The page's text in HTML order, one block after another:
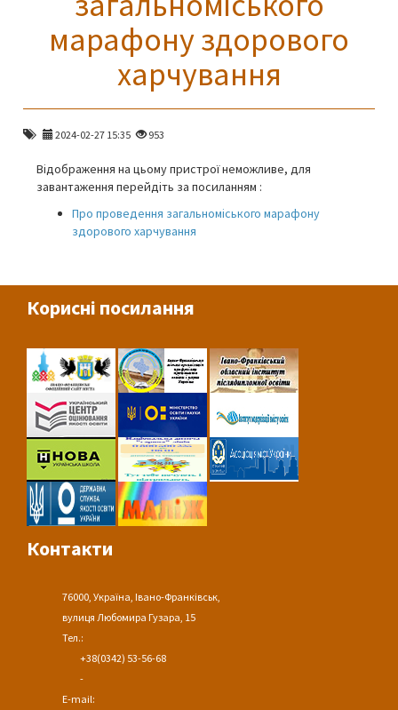
марафону здорового
харчування
2024-02-27 15:35 953
Відображення на цьому пристрої неможливе, для
завантаження перейдіть за посиланням :
Про проведення загальноміського марафону
здорового харчування
Корисні посилання
Контакти
76000, Україна, Івано-Франківськ,
вулиця Любомира Гузара, 15
Тел.:
+38(0342) 53-56-68
-
E-mail: